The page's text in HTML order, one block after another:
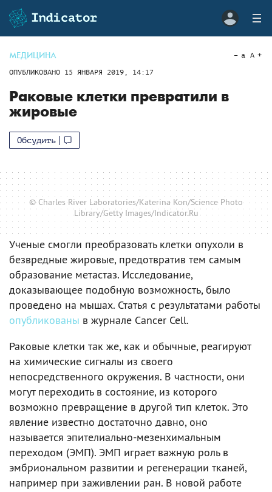
МЕДИЦИНА
ОПУБЛИКОВАНО 15 ЯНВАРЯ 2019, 14:17
a A
Раковые клетки превратили в
жировые
Обсудить
© Charles River Laboratories/Katerina Kon/Science Photo
Library/Getty Images/Indicator.Ru
Ученые смогли преобразовать клетки опухоли в
безвредные жировые, предотвратив тем самым
образование метастаз. Исследование,
доказывающее подобную возможность, было
проведено на мышах. Статья с результатами работы
опубликованы в журнале Cancer Cell.
Раковые клетки так же, как и обычные, реагируют
на химические сигналы из своего
непосредственного окружения. В частности, они
могут переходить в состояние, из которого
возможно превращение в другой тип клеток. Это
явление известно достаточно давно, оно
называется эпителиально-мезенхимальным
переходом (ЭМП). ЭМП играет важную роль в
эмбриональном развитии и регенерации тканей,
например при заживлении ран. В новой работе